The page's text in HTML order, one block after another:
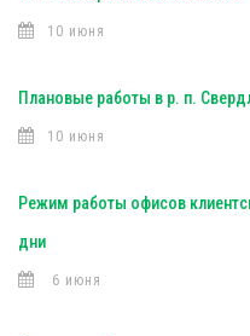
10 июня
Плановые работы в р. п.
10 июня
Режим работы офисов
дни
6 июня